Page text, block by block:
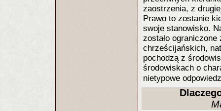
zaostrzenia, z
Prawo to zostanie
swoje stanowisko.
zostało
chrześcijańskich,
pochodzą z
środowiskach o
nietypowe